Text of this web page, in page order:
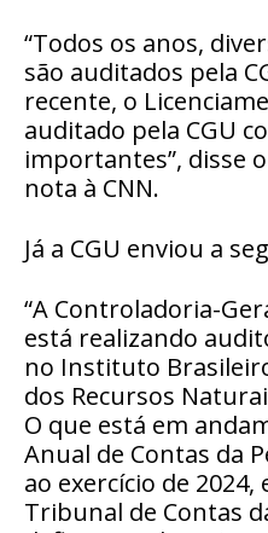
“Todos os anos,
são auditados pela
recente, o
auditado pela CGU
importantes”, disse
nota à CNN.
Já a CGU enviou a
“A Controladoria-
está realizando
no Instituto
dos Recursos
O que está em
Anual de Contas da
ao exercício de
Tribunal de Contas